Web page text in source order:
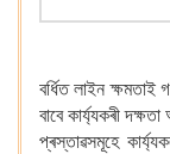
বৰ্ধিত লাইন ক্ষমতাই
বাবে কাৰ্য্যকৰী
প্ৰস্তাৱসমূহে